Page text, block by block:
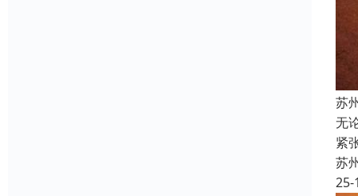
苏
无
紧
苏
25-